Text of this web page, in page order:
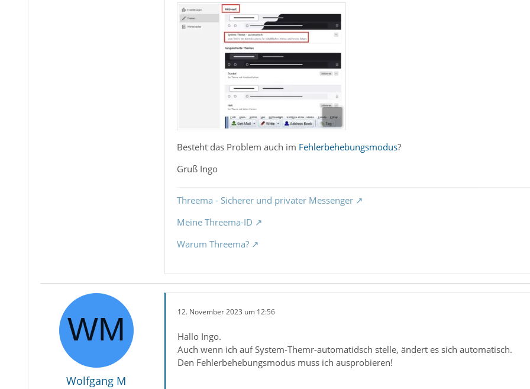
Besteht das Problem auch im Fehlerbehebungsmodus?
Gruß Ingo
Threema - Sicherer und privater Messenger
Meine Threema-ID
Warum Threema?
Wolfgang M
12. November 2023 um 12:56
Hallo Ingo.
Auch wenn ich auf System-Themr-automatidsch stelle, ändert es sich automatisch.
Den Fehlerbehebungsmodus muss ich ausprobieren!